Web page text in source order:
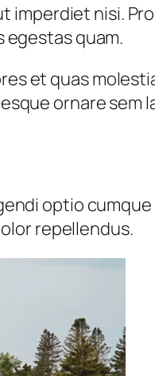
imperdiet nisi.
quam.
et quas
ornare sem
optio
repellendus.